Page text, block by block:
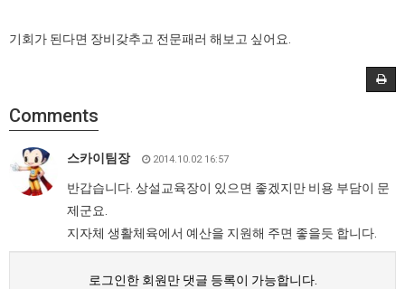
기회가 된다면 장비갖추고 전문패러 해보고 싶어요.
Comments
스카이팀장 2014.10.02 16:57
반갑습니다. 상설교육장이 있으면 좋겠지만 비용 부담이 문
제군요.
지자체 생활체육에서 예산을 지원해 주면 좋을듯 합니다.
로그인한 회원만 댓글 등록이 가능합니다.